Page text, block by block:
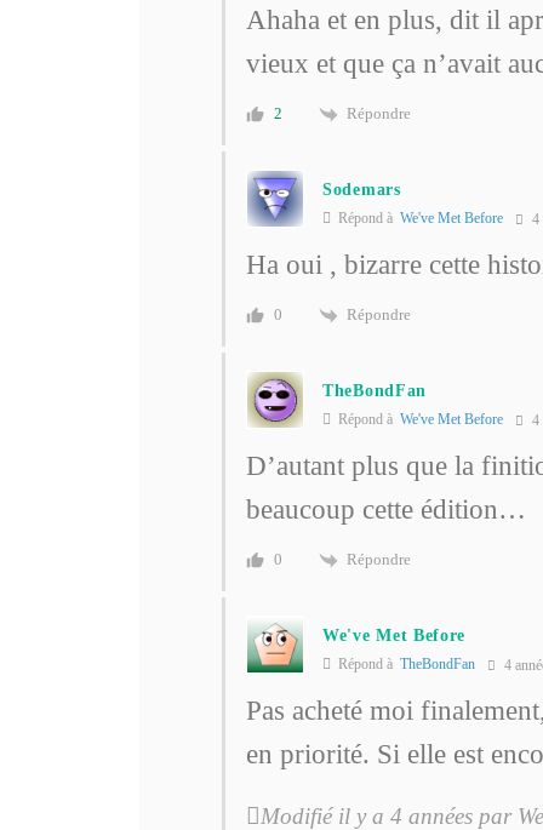
Ahaha et en plus, dit il
vieux et que ça n’avait
2 Répondre
Sodemars
Répond à We've Met Before 4
Ha oui , bizarre cette
0 Répondre
TheBondFan
Répond à We've Met Before 4
D’autant plus que la
beaucoup cette édition…
0 Répondre
We've Met Before
Répond à TheBondFan 4
Pas acheté moi
en priorité. Si elle est
Modifié il y a 4 années par